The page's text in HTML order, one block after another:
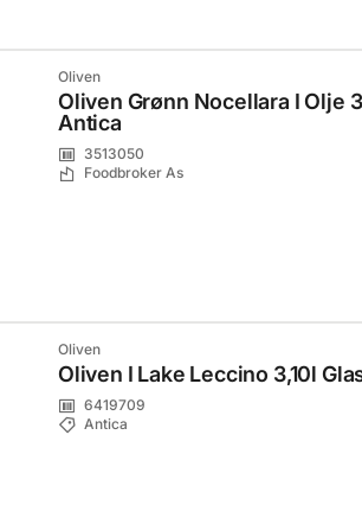
Oliven
Oliven Grønn Nocellara I Olje
Antica
3513050
Foodbroker As
Oliven
Oliven I Lake Leccino 3,10l
6419709
Antica